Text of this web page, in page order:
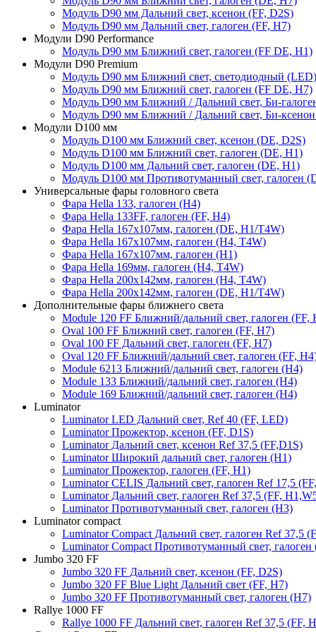
Модуль D90 мм Дальний свет, ксенон (FF, D2S)
Модуль D90 мм Дальний свет, галоген (FF, H7)
Модули D90 Performance
Модуль D90 мм Ближний свет, галоген (FF DE, H1)
Модули D90 Premium
Модуль D90 мм Ближний свет, светодиодный (LED)
Модуль D90 мм Ближний свет, галоген (FF DE, H7)
Модуль D90 мм Ближний / Дальний свет, Би-
Модуль D90 мм Ближний / Дальний свет, Би-
Модули D100 мм
Модуль D100 мм Ближний свет, ксенон (DE, D2S)
Модуль D100 мм Ближний свет, галоген (DE, H1)
Модуль D100 мм Дальний свет, галоген (DE, H1)
Модуль D100 мм Противотуманный свет, галоген
Универсальные фары головного света
Фара Hella 133, галоген (H4)
Фара Hella 133FF, галоген (FF, H4)
Фара Hella 167х107мм, галоген (DE, Н1/T4W)
Фара Hella 167х107мм, галоген (Н4, T4W)
Фара Hella 167х107мм, галоген (Н1)
Фара Hella 169мм, галоген (Н4, T4W)
Фара Hella 200х142мм, галоген (Н4, T4W)
Фара Hella 200х142мм, галоген (DE, Н1/T4W)
Дополнительные фары ближнего света
Module 120 FF Ближний/дальний свет, галоген (FF,
Oval 100 FF Ближний свет, галоген (FF, H7)
Oval 100 FF Дальний свет, галоген (FF, H7)
Oval 120 FF Ближний/дальний свет, галоген (FF,
Module 6213 Ближний/дальний свет, галоген (H4)
Module 133 Ближний/дальний свет, галоген (H4)
Module 169 Ближний/дальний свет, галоген (H4)
Luminator
Luminator LED Дальний свет, Ref 40 (FF, LED)
Luminator Прожектор, ксенон (FF, D1S)
Luminator Дальний свет, ксенон Ref 37,5 (FF,D1S)
Luminator Широкий дальний свет, галоген (H1)
Luminator Прожектор, галоген (FF, H1)
Luminator CELIS Дальний свет, галоген Ref 17,5
Luminator Дальний свет, галоген Ref 37,5 (FF,
Luminator Противотуманный свет, галоген (H3)
Luminator compact
Luminator Compact Дальний свет, галоген Ref 37,5
Luminator Compact Противотуманный свет, галоген
Jumbo 320 FF
Jumbo 320 FF Дальний свет, ксенон (FF, D2S)
Jumbo 320 FF Blue Light Дальний свет (FF, H7)
Jumbo 320 FF Противотуманный свет, галоген (H7)
Rallye 1000 FF
Rallye 1000 FF Дальний свет, галоген Ref 37,5 (FF,